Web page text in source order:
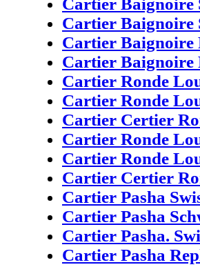
Cartier Baignoire
Cartier Baignoire
Cartier Baignoire
Cartier Ronde
Cartier Ronde
Cartier Certier
Cartier Ronde
Cartier Ronde
Cartier Certier
Cartier Pasha
Cartier Pasha
Cartier Pasha.
Cartier Pasha